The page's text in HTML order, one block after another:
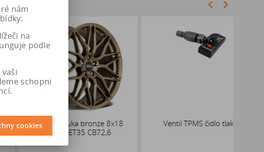
DOTZ Suzuka bronze 8x18
5x120 ET35 CB72,6
Ventil TPMS čidlo tlaku
nám
na
podle
schopni
cookies